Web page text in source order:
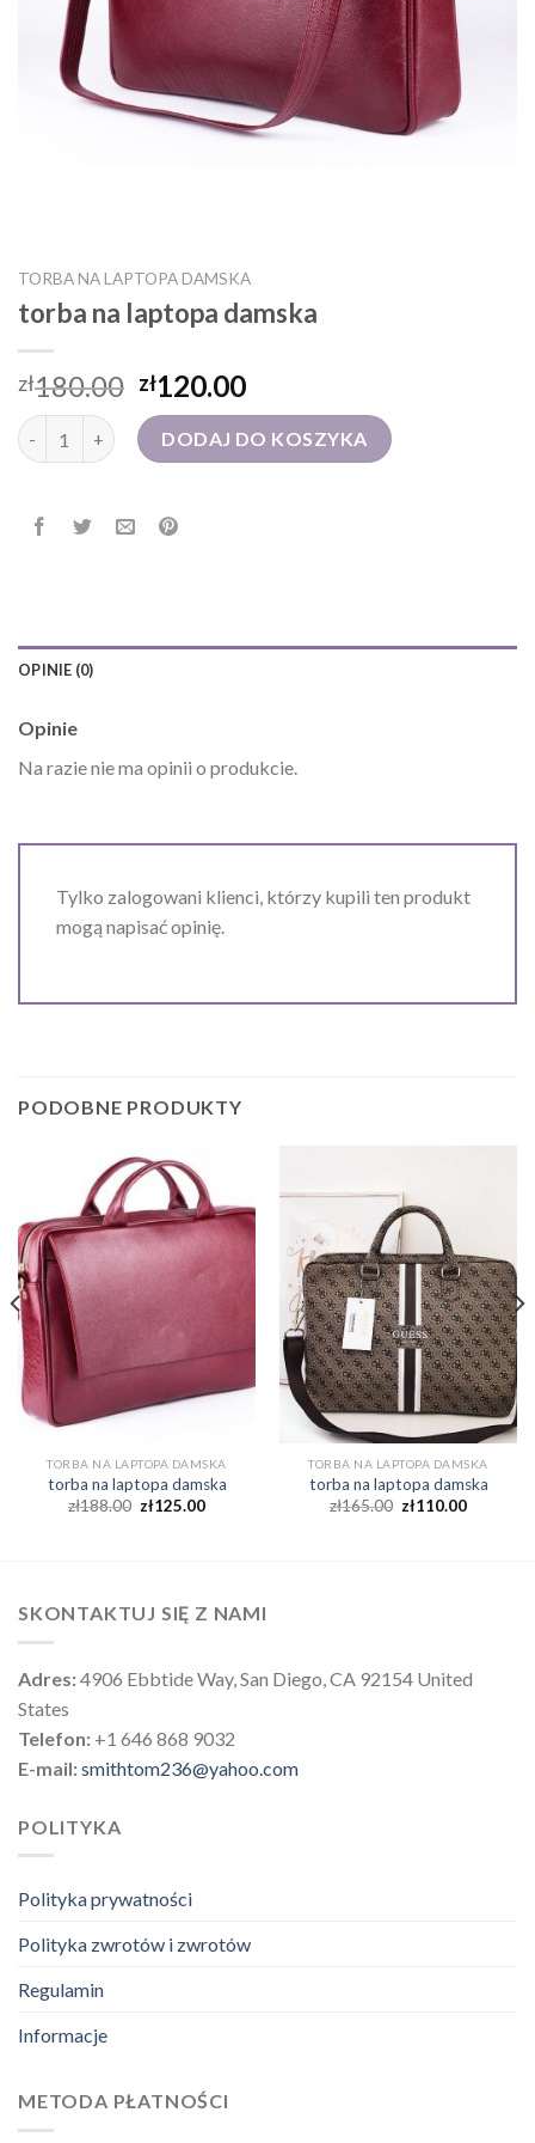
TORBA NA LAPTOPA DAMSKA
torba na laptopa damska
zł180.00 zł120.00
ilość torba na laptopa damskaDODAJ DO KOSZYKA
OPINIE (0)
Opinie
Na razie nie ma opinii o produkcie.
Tylko zalogowani klienci, którzy kupili ten produkt
mogą napisać opinię.
PODOBNE PRODUKTY
TORBA NA LAPTOPA DAMSKA
torba na laptopa damska
zł188.00 zł125.00
TORBA NA LAPTOPA DAMSKA
torba na laptopa damska
zł165.00 zł110.00
SKONTAKTUJ SIĘ Z NAMI
Adres:4906 Ebbtide Way, San Diego, CA 92154 United
States
Telefon: +1 646 868 9032
E-mail:smithtom236@yahoo.com
POLITYKA
Polityka prywatności
Polityka zwrotów i zwrotów
Regulamin
Informacje
METODA PŁATNOŚCI